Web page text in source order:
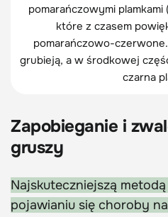
pomarańczowymi
które z czasem
pomarańczowo-
grubieją, a w środkowej
czarna
Zapobieganie i
gruszy
Najskuteczniejszą
pojawianiu się choroby